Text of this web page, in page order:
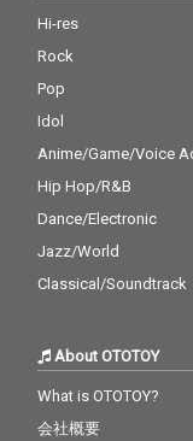
Hi-res
Rock
Pop
Idol
Anime/Game/Voice
Hip Hop/R&B
Dance/Electronic
Jazz/World
Classical/Soundtrack
About OTOTOY
What is OTOTOY?
会社概要